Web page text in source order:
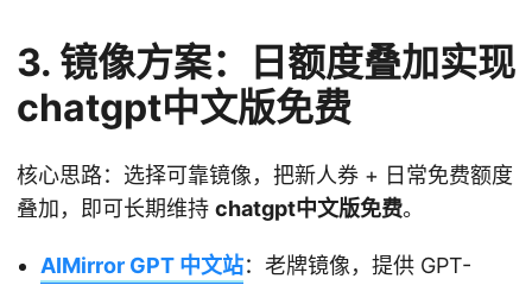
3. 镜像方案：日额度叠加实现
chatgpt中文版免费
核心思路：选择可靠镜像，把新人券 + 日常免费额度
叠加，即可长期维持 chatgpt中文版免费。
AIMirror GPT 中文站：老牌镜像，提供 GPT-